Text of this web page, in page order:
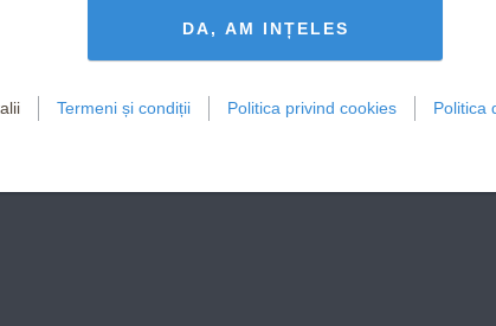
DA, AM INȚELES
Termeni și condiții Politica privind cookies Politica